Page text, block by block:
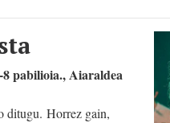
pabilioia., Aiaraldea
ditugu. Horrez gain,